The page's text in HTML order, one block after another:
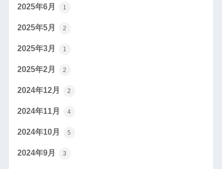
2025年6月 1
2025年5月 2
2025年3月 1
2025年2月 2
2024年12月 2
2024年11月 4
2024年10月 5
2024年9月 3